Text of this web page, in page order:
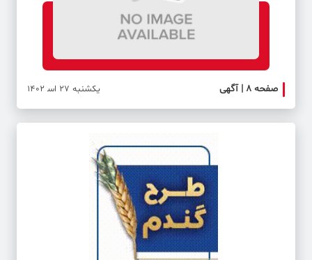
صفحه ۸ | آگهی یکشنبه 27 اس‍ 1402